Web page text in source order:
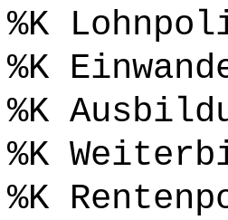
%K
%K
%K
%K
%K